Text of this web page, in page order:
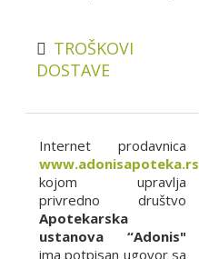
TROŠKOVI
DOSTAVE
Internet prodavnica
www.adonisapoteka.rs
kojom upravlja
privredno društvo
Apotekarska
ustanova “Adonis"
ima potpisan ugovor sa